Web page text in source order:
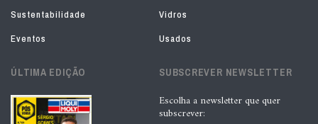
Sustentabilidade
Vidros
Eventos
Usados
ÚLTIMA EDIÇÃO SUBSCREVER NEWSLETTER
Escolha a newsletter que quer
subscrever: